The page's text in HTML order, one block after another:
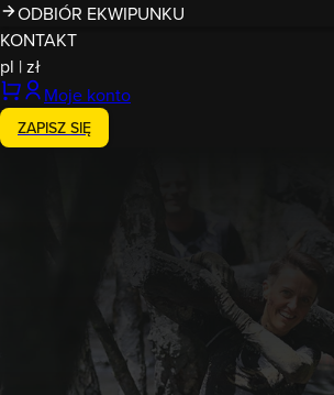
ODBIÓR EKWIPUNKU
KONTAKT
pl |zł
Moje konto
ZAPISZ SIĘ
Arena Gliwice